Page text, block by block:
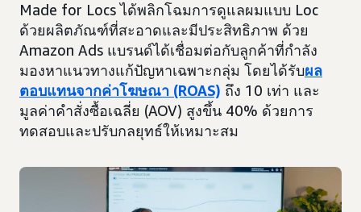
Made for Locs ได้พลิกโฉมการดูแลผมแบบ Loc
ด้วยผลิตภัณฑ์ที่สะอาดและมีประสิทธิภาพ ด้วย
Amazon Ads แบรนด์ได้เชื่อมต่อกับลูกค้าที่กำลัง
มองหาแนวทางแก้ปัญหาเฉพาะกลุ่ม โดยได้รับผล
ตอบแทนจากค่าโฆษณา (ROAS) ถึง 10 เท่า และ
มูลค่าคำสั่งซื้อเฉลี่ย (AOV) สูงขึ้น 40% ด้วยการ
ทดสอบและปรับกลยุทธ์ให้เหมาะสม